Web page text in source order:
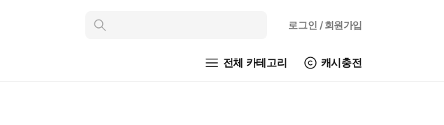
인
로그인 / 회원가입
전체 카테고리 캐시충전